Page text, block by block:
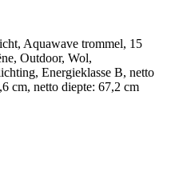
Aquawave trommel, 15
Outdoor, Wol,
Energieklasse B, netto
cm, netto diepte: 67,2 cm